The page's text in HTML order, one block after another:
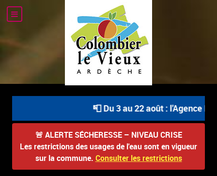
📮 Du 3 au 22 août : l'Agence
🚨 ALERTE SÉCHERESSE – NIVEAU CRISE
Les restrictions des usages de l'eau sont en vigueur
sur la commune. Consulter les restrictions